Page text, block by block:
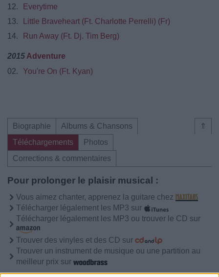
12.
Everytime
13.
Little Braveheart (Ft. Charlotte Perrelli) (Fr)
14.
Run Away (Ft. Dj. Tim Berg)
2015 Adventure
02.
You're On (Ft. Kyan)
⇑
Biographie
Albums & Chansons
Téléchargements
Photos
Corrections & commentaires
Pour prolonger le plaisir musical :
Vous aimez chanter, apprenez la guitare chez
Télécharger légalement les MP3 sur
Télécharger légalement les MP3 ou trouver le CD sur
Trouver des vinyles et des CD sur
Trouver un instrument de musique ou une partition au
meilleur prix sur